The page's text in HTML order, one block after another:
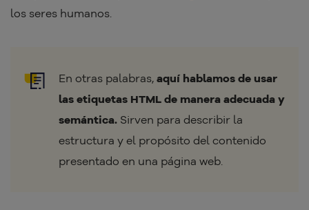
los seres humanos.
En otras palabras, aquí hablamos de usar
las etiquetas HTML de manera adecuada y
semántica. Sirven para describir la
estructura y el propósito del contenido
presentado en una página web.